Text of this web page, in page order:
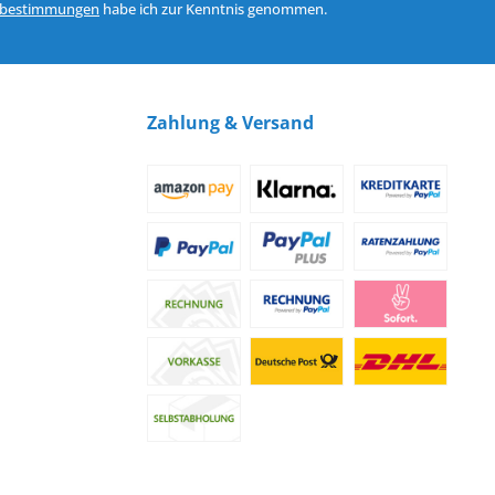
habe ich zur Kenntnis genommen.
Zahlung & Versand